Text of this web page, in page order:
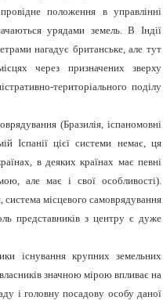
положення в управлінні
урядами земель. В Індії
нагадує британське, але тут
через призначених зверху
територіального поділу
(Бразилія, іспаномовні
Іспанії цієї системи немає, ця
в деяких країнах має певні
але має і свої особливості).
місцевого самоврядування
представників з центру є дуже
існування крупних земельних
значною мірою впливає на
і головну посадову особу даної